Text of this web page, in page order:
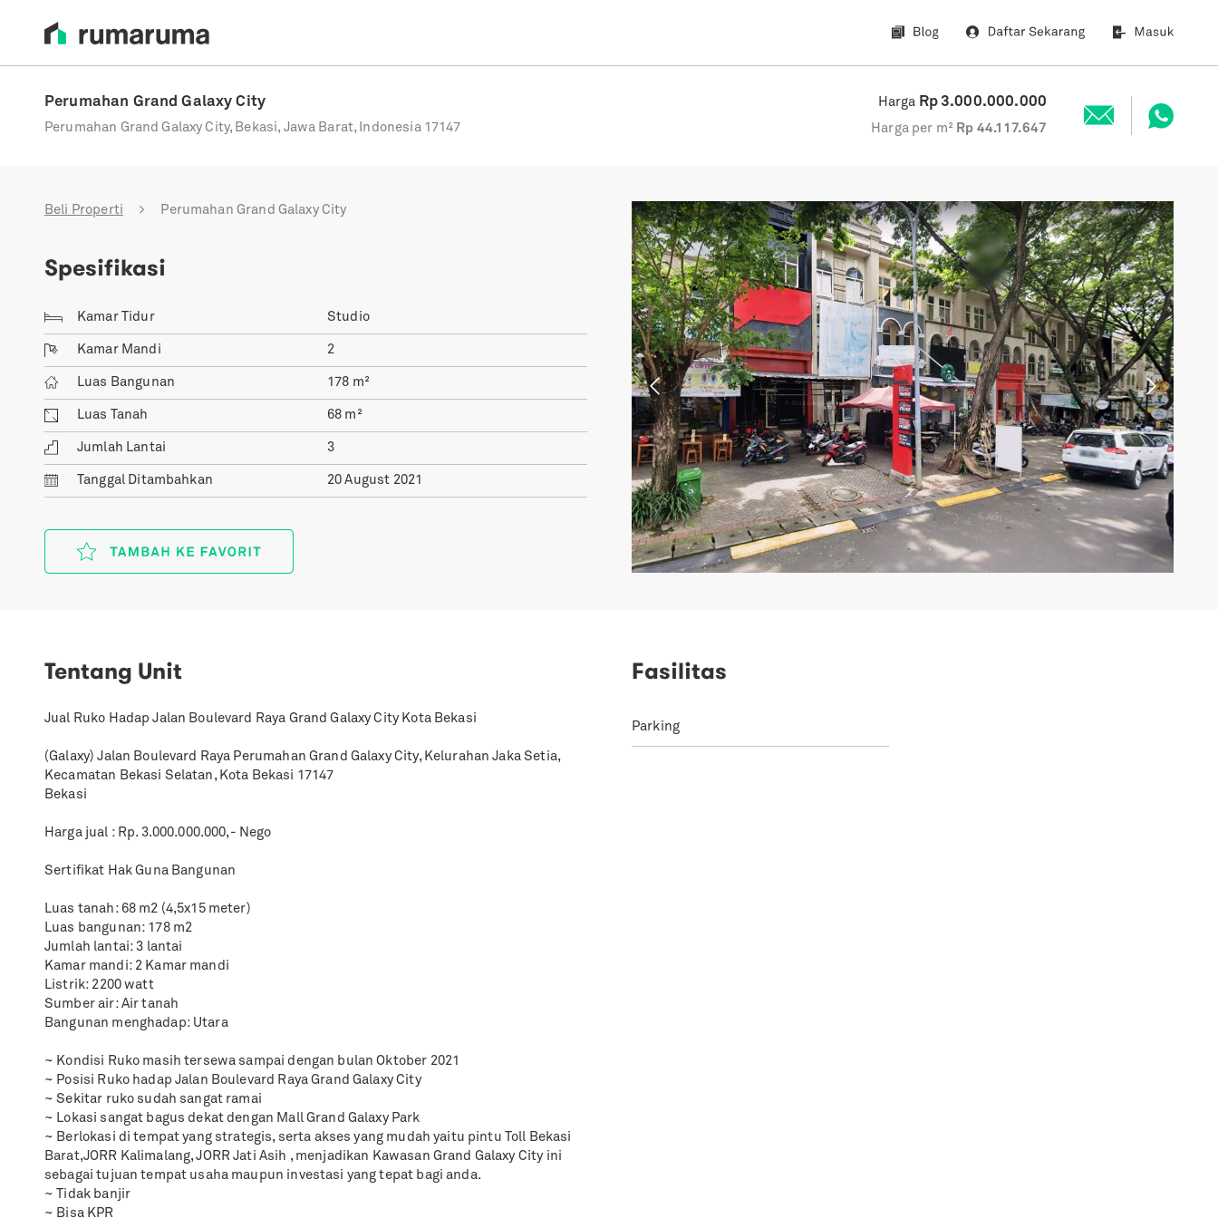
Perumahan Grand Galaxy City
Perumahan Grand Galaxy City, Bekasi, Jawa Barat, Indonesia 17147
Harga Rp 3.000.000.000
Harga per m² Rp 44.117.647
Beli Properti Perumahan Grand Galaxy City
Spesifikasi
Kamar Tidur Studio
Kamar Mandi 2
Luas Bangunan 178 m²
Luas Tanah 68 m²
Jumlah Lantai 3
Tanggal Ditambahkan 20 August 2021
Previous Next
Tentang Unit
Jual Ruko Hadap Jalan Boulevard Raya Grand Galaxy City Kota Bekasi
(Galaxy) Jalan Boulevard Raya Perumahan Grand Galaxy City, Kelurahan Jaka Setia,
Kecamatan Bekasi Selatan, Kota Bekasi 17147
Bekasi
Harga jual : Rp. 3.000.000.000,- Nego
Sertifikat Hak Guna Bangunan
Luas tanah: 68 m2 (4,5x15 meter)
Luas bangunan: 178 m2
Jumlah lantai: 3 lantai
Kamar mandi: 2 Kamar mandi
Listrik: 2200 watt
Sumber air: Air tanah
Bangunan menghadap: Utara
~ Kondisi Ruko masih tersewa sampai dengan bulan Oktober 2021
~ Posisi Ruko hadap Jalan Boulevard Raya Grand Galaxy City
~ Sekitar ruko sudah sangat ramai
~ Lokasi sangat bagus dekat dengan Mall Grand Galaxy Park
~ Berlokasi di tempat yang strategis, serta akses yang mudah yaitu pintu Toll Bekasi
Barat,JORR Kalimalang, JORR Jati Asih , menjadikan Kawasan Grand Galaxy City ini
sebagai tujuan tempat usaha maupun investasi yang tepat bagi anda.
~ Tidak banjir
~ Bisa KPR
Fasilitas
Parking